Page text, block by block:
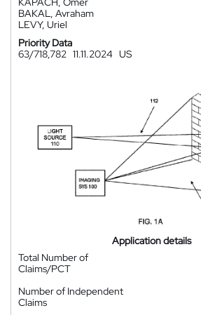
BAKAL, Avraham
LEVY, Uriel
Priority Data
63/718,782 11.11.2024 US
Application details
Total Number of
Claims/PCT
Number of Independent
Claims